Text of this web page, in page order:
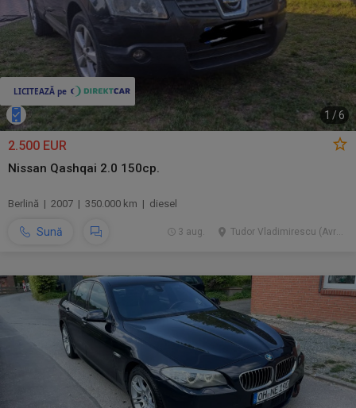
1 /6
2.500 EUR
Nissan Qashqai 2.0 150cp.
Berlină | 2007 | 350.000 km | diesel
Sună Tudor Vladimirescu (Avrameni), BT
3 aug.